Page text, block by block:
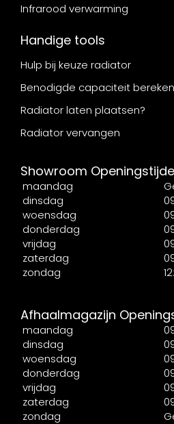
Infrarood verwarming
Handige tools
Hulp bij keuze radiator
Benodigde capaciteit
Radiator laten plaatsen?
Radiator vervangen
Showroom
maandag
dinsdag
woensdag
donderdag
vrijdag
zaterdag
zondag
Afhaalmagazijn
maandag
dinsdag
woensdag
donderdag
vrijdag
zaterdag
zondag